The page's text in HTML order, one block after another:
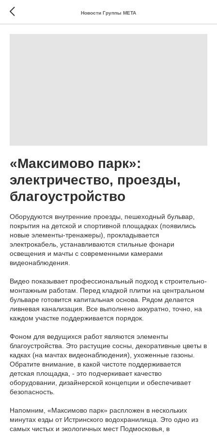
Новости Группы МЕТА
«Максимово парк»:
электричество, проезды,
благоустройство
Оборудуются внутренние проезды, пешеходный бульвар,
покрытия на детской и спортивной площадках (появились
новые элементы-тренажеры), прокладывается
электрокабель, устанавливаются стильные фонари
освещения и мачты с современными камерами
видеонаблюдения.
Видео показывает профессиональный подход к строительно-
монтажным работам. Перед кладкой плитки на центральном
бульваре готовится капитальная основа. Рядом делается
ливневая канализация. Все выполнено аккуратно, точно, на
каждом участке поддерживается порядок.
Фоном для ведущихся работ являются элементы
благоустройства. Это растущие сосны, декоративные цветы в
кадках (на мачтах видеонаблюдения), ухоженные газоны.
Обратите внимание, в какой чистоте поддерживается
детская площадка, - это подчеркивает качество
оборудовании, дизайнерской концепции и обеспечивает
безопасность.
Напомним, «Максимово парк» распложен в нескольких
минутах езды от Истринского водохранилища. Это одно из
самых чистых и экологичных мест Подмосковья, в